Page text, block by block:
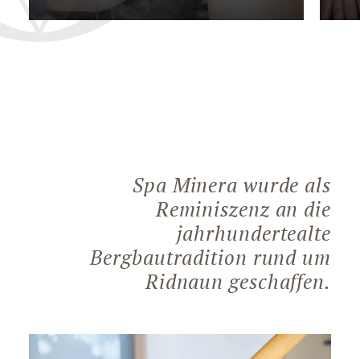
Spa Minera wurde als
Reminiszenz an die
jahrhundertealte
Bergbautradition rund um
Ridnaun geschaffen.